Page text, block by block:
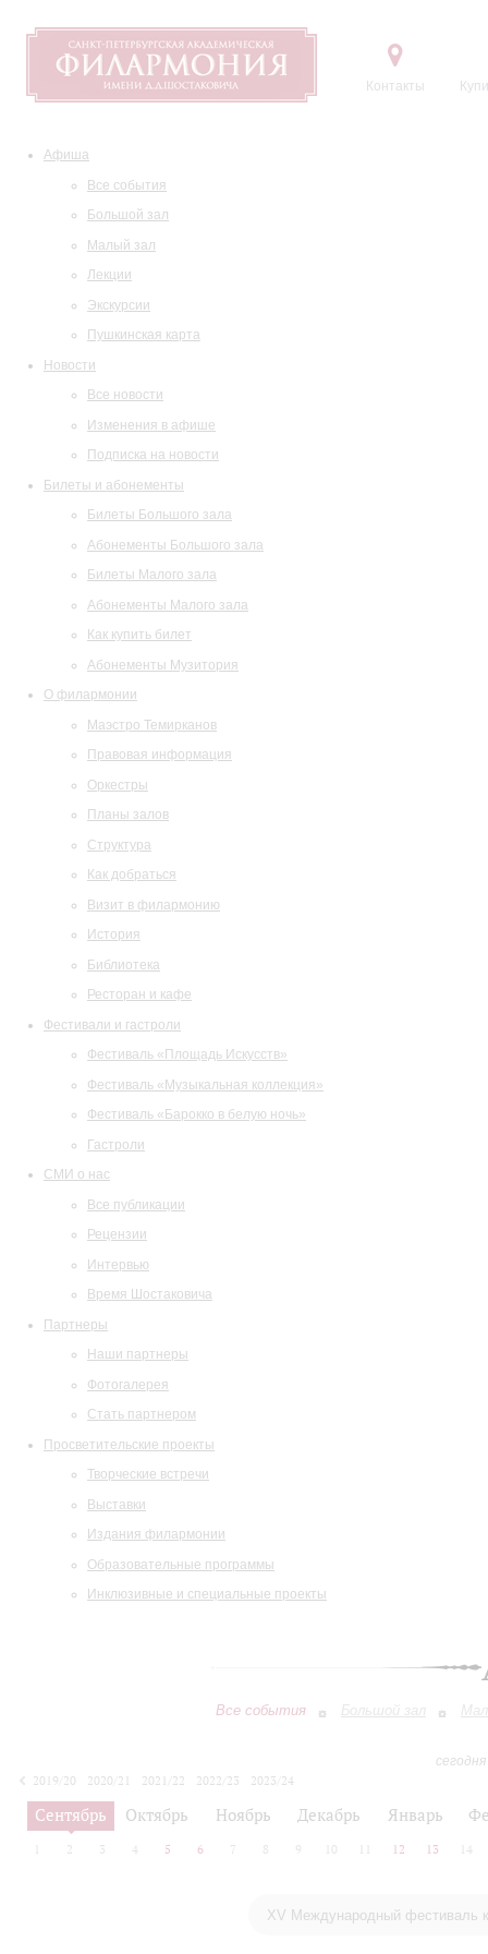
Контакты
Афиша
Все события
Большой зал
Малый зал
Лекции
Экскурсии
Пушкинская карта
Новости
Все новости
Изменения в афише
Подписка на новости
Билеты и абонементы
Билеты Большого зала
Абонементы Большого зала
Билеты Малого зала
Абонементы Малого зала
Как купить билет
Абонементы Музитория
О филармонии
Маэстро Темирканов
Правовая информация
Оркестры
Планы залов
Структура
Как добраться
Визит в филармонию
История
Библиотека
Ресторан и кафе
Фестивали и гастроли
Фестиваль «Площадь Искусств»
Фестиваль «Музыкальная коллекция»
Фестиваль «Барокко в белую ночь»
Гастроли
СМИ о нас
Все публикации
Рецензии
Интервью
Время Шостаковича
Партнеры
Наши партнеры
Фотогалерея
Стать партнером
Просветительские проекты
Творческие встречи
Выставки
Издания филармонии
Образовательные программы
Инклюзивные и специальные проекты
Все события Большой зал
2019/20
2020/21 2021/22 2022/23
2023/24
2024/25
2025/26
Сентябрь Октябрь Ноябрь Декабрь Январь
2 3 4 5 6 7 8 9 10 12 13 14
XV Международный фестиваль